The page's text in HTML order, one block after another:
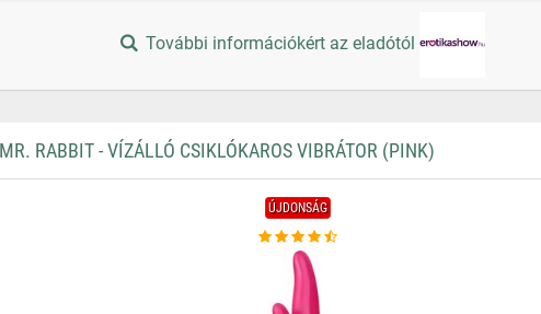
További információkért az eladótól
RABBIT - VÍZÁLLÓ CSIKLÓKAROS VIBRÁTOR (PINK)
ÚJDONSÁG